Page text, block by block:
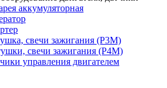
аккумуляторная
свечи зажигания (P3M)
свечи зажигания (P4M)
управления двигателем